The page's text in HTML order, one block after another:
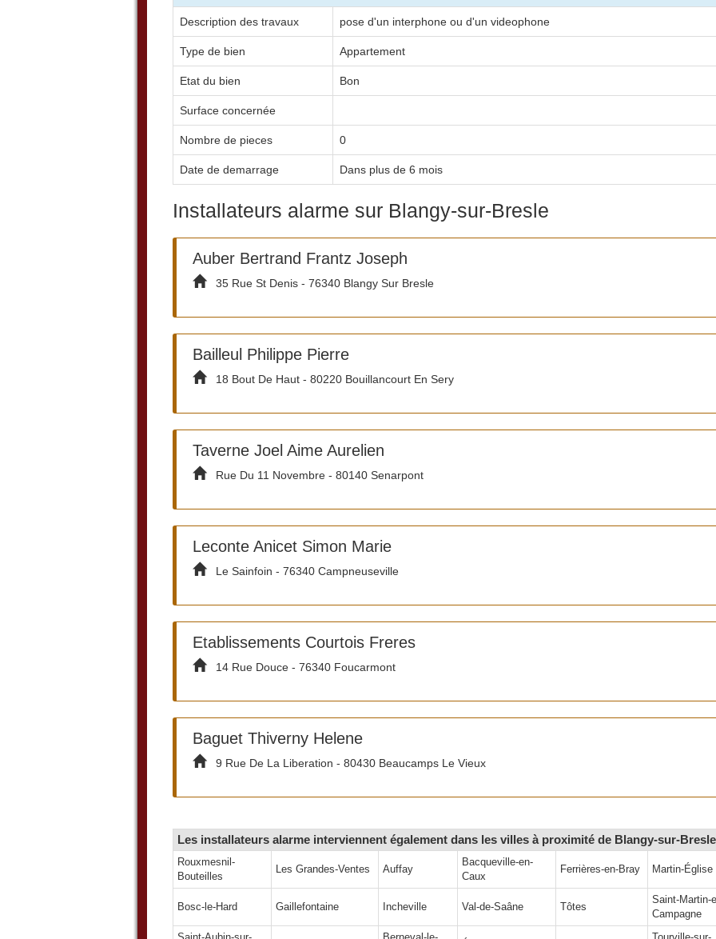
Description des travaux pose d'un interphone ou d'un videophone
Type de bien Appartement
Etat du bien Bon
Surface concernée
Nombre de pieces 0
Date de demarrage Dans plus de 6 mois
Installateurs alarme sur Blangy-sur-Bresle
Auber Bertrand Frantz Joseph
35 Rue St Denis - 76340 Blangy Sur Bresle
Bailleul Philippe Pierre
18 Bout De Haut - 80220 Bouillancourt En Sery
Taverne Joel Aime Aurelien
Rue Du 11 Novembre - 80140 Senarpont
Leconte Anicet Simon Marie
Le Sainfoin - 76340 Campneuseville
Etablissements Courtois Freres
14 Rue Douce - 76340 Foucarmont
Baguet Thiverny Helene
9 Rue De La Liberation - 80430 Beaucamps Le Vieux
Les installateurs alarme interviennent également dans les villes à proximité de Blangy-sur-Bresle
Rouxmesnil-
Bouteilles
Les Grandes-Ventes Auffay
Bacqueville-en-
Caux
Ferrières-en-Bray Martin-Église
Bosc-le-Hard Gaillefontaine Incheville Val-de-Saâne Tôtes
Saint-Martin-
Campagne